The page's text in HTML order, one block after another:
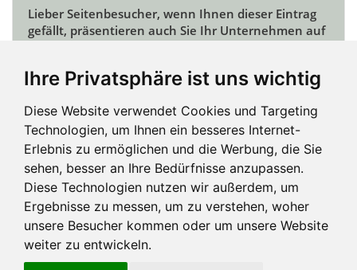
Ihre Privatsphäre ist uns wichtig
Diese Website verwendet Cookies und Targeting
Technologien, um Ihnen ein besseres Internet-
Erlebnis zu ermöglichen und die Werbung, die Sie
sehen, besser an Ihre Bedürfnisse anzupassen.
Diese Technologien nutzen wir außerdem, um
Ergebnisse zu messen, um zu verstehen, woher
unsere Besucher kommen oder um unsere Website
weiter zu entwickeln.
Lieber Seitenbesucher, wenn Ihnen dieser Eintrag
gefällt, präsentieren auch Sie Ihr Unternehmen auf
Mein Unternehmen hinzufügen